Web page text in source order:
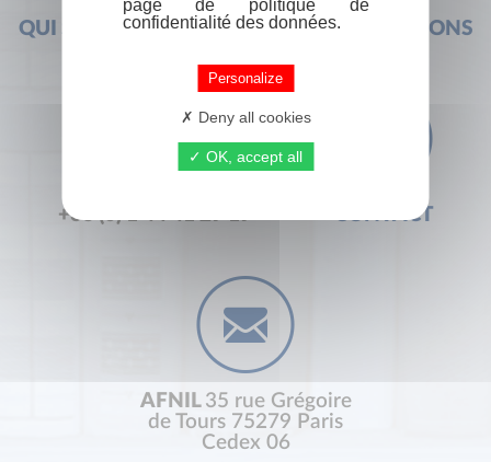
QUI SOMMES-NOUS ? FOIRE AUX QUESTIONS
+33 (0) 1 44 41 29 19 CONTACT
AFNIL 35 rue Grégoire
de Tours 75279 Paris
Cedex 06
page de politique de
confidentialité des données.
Personalize
Deny all cookies
OK, accept all